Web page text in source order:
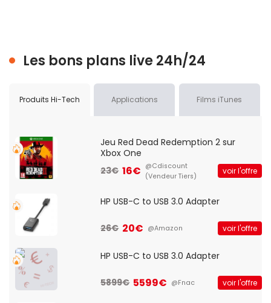
Les bons plans live 24h/24
Produits Hi-Tech Applications Films iTunes
Jeu Red Dead Redemption 2 sur
Xbox One
23€ 16€ @Cdiscount
(Vendeur Tiers)
voir l'offre
HP USB-C to USB 3.0 Adapter
26€ 20€ @Amazon voir l'offre
HP USB-C to USB 3.0 Adapter
5899€ 5599€ @Fnac voir l'offre